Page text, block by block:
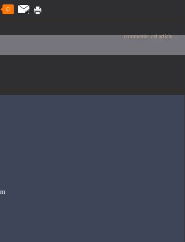
0
commenter cet article…